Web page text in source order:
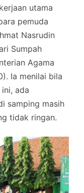
utama
pemuda
Nasrudin
Sumpah
Agama
Ia menilai bila
ada
samping masih
tidak ringan.